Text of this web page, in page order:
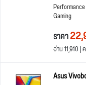
Performance
Gaming
ราคา
อ่าน 11,910 |
Asus